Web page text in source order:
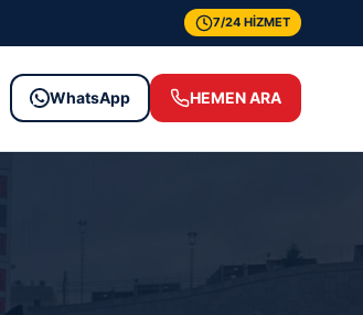
7/24 HİZMET
WhatsApp HEMEN ARA